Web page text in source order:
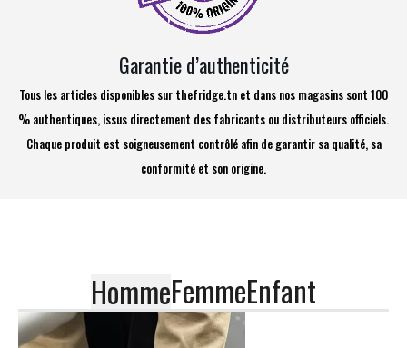
Garantie d’authenticité
Tous les articles disponibles sur thefridge.tn et dans nos magasins sont 100
% authentiques, issus directement des fabricants ou distributeurs officiels.
Chaque produit est soigneusement contrôlé afin de garantir sa qualité, sa
conformité et son origine.
HommeFemmeEnfant